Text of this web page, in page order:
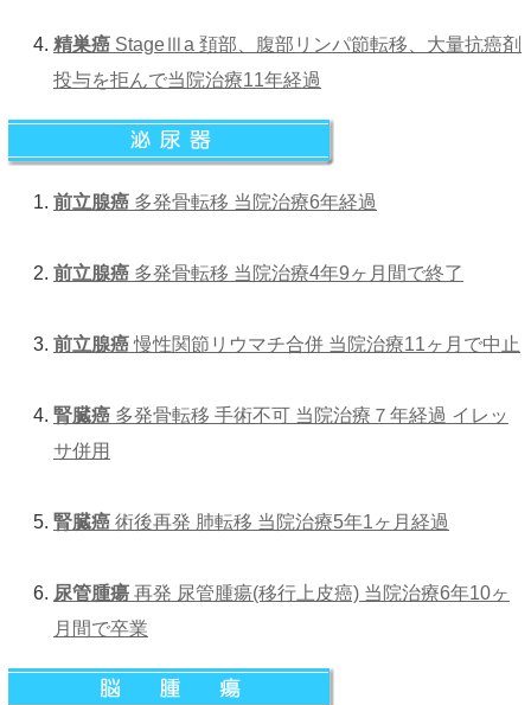
精巣癌 StageⅢa 頚部、腹部リンパ節転移、大量抗癌剤
投与を拒んで当院治療11年経過
前立腺癌 多発骨転移 当院治療6年経過
前立腺癌 多発骨転移 当院治療4年9ヶ月間で終了
前立腺癌慢性関節リウマチ合併 当院治療11ヶ月で中止
腎臓癌 多発骨転移 手術不可 当院治療７年経過 イレッ
サ併用
腎臓癌 術後再発 肺転移 当院治療5年1ヶ月経過
尿管腫瘍 再発 尿管腫瘍(移行上皮癌) 当院治療6年10ヶ
月間で卒業